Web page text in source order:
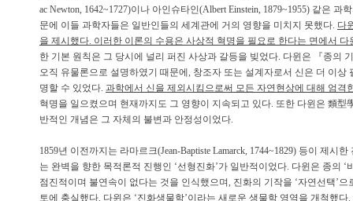
ac Newton, 1642~1727)이나 아인슈타인(Albert Einstein, 1879~1955) 같은
문에 이들 과학자들은 일반인들의 세계관에 거의 영향을 미치지 못했다. 다
을 제시했다. 이러한 이론의 수용은 사상적 혁명을 필요로 한다는 면에서
한 기본 원칙은 그 당시에 널리 퍼진 사상과 갈등을 빚었다. 다윈은 『종의
오직 유물론으로 설명하였기 때문에, 창조자 또는 설계자로서 신은 더 이
명할 수 있었다. 과학에서 신을 제외시킴으로써 모든 자연현상에 대해 엄
혁명을 일으켰으며 현재까지도 그 영향이 지속되고 있다. 또한 다윈은 類
반적인 개념은 그 자체의 불변과 안정성이었다.
1859년 이전까지는 라마르크(Jean-Baptiste Lamarck, 1744~1829) 등이 제
는 완벽을 향한 목적론적 진행인 ‘선형진화’가 일반적이었다. 다윈은 종의
점진적이며 불연속이 없다는 것을 인식했으며, 진화의 기작을 ‘자연선택’
토에 충실했다. 다윈은 ‘진화생물학’이라는 새로운 생물학 영역을 개척했다.